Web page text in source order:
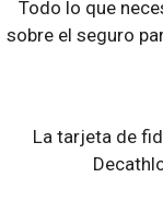
Todo lo que
sobre el seguro
La tarjeta de